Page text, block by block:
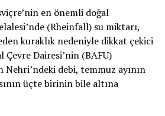
olmadığını belirtiyor.
de şehir merkezindeki ve
veya vakit geçirmek için
alanlardaki oyun
kirlendiğine dikkat çekiyor.
yaygınlaşıyor
en önemli doğal
(Rheinfall) su miktarı,
kuraklık nedeniyle dikkat çekici
Çevre Dairesi’nin (BAFU)
debi, temmuz ayının
üçte birinin bile altına